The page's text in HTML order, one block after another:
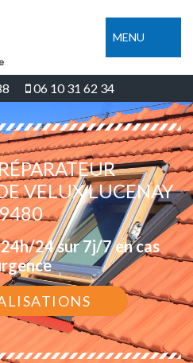
MENU
06 10 31 62 34
VELUX LUCENAY
24 sur 7j/7 en cas